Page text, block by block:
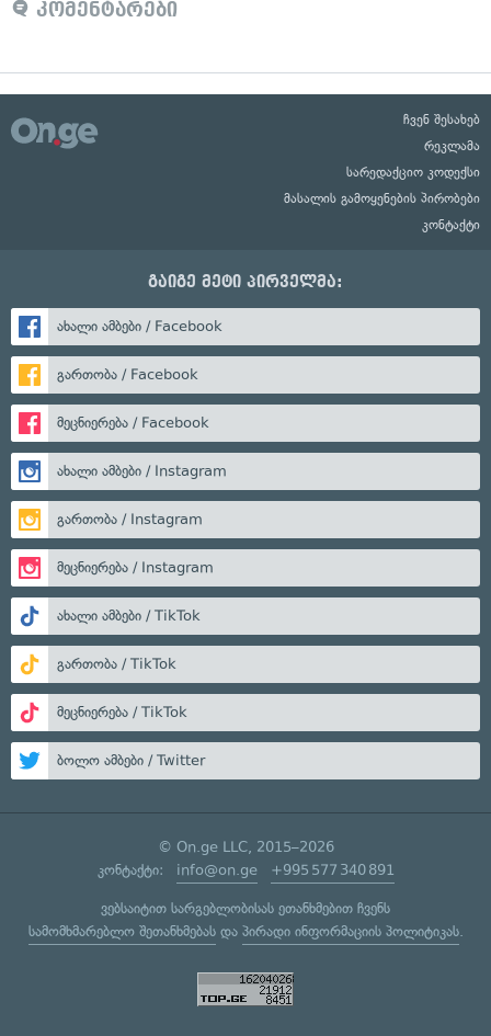
კომენტარები
ჩვენ შესახებ
რეკლამა
სარედაქციო კოდექსი
მასალის გამოყენების პირობები
კონტაქტი
გაიგე მეტი პირველმა:
ახალი ამბები / Facebook
გართობა / Facebook
მეცნიერება / Facebook
ახალი ამბები / Instagram
გართობა / Instagram
მეცნიერება / Instagram
ახალი ამბები / TikTok
გართობა / TikTok
მეცნიერება / TikTok
ბოლო ამბები / Twitter
© On.ge LLC, 2015–2026
კონტაქტი: info@on.ge +995 577 340 891
ვებსაიტით სარგებლობისას ეთანხმებით ჩვენს
სამომხმარებლო შეთანხმებასდა პირადი ინფორმაციის პოლიტიკას.